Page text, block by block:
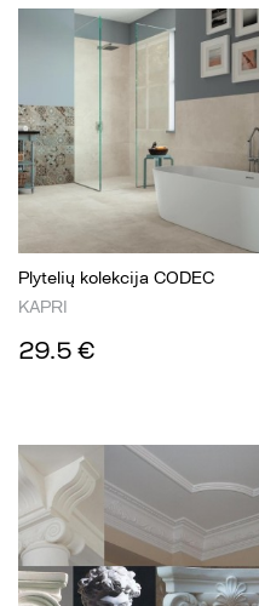
Plytelių kolekcija CODEC
KAPRI
29.5 €